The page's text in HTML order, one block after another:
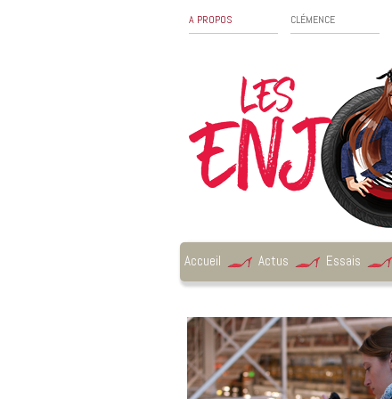
A PROPOS CLÉMENCE
Accueil Actus Essais